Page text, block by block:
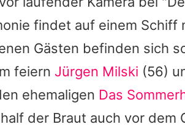
findet auf einem Schiff
Gästen befinden sich
feiern Jürgen Milski (56)
ehemaligen Das
der Braut auch vor dem